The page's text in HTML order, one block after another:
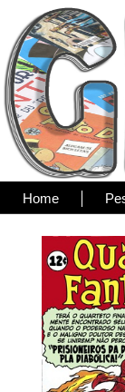
Home